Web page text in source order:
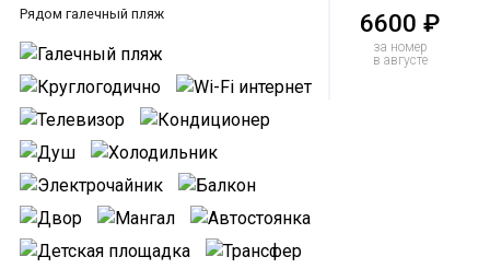
Рядом галечный пляж
6600 ₽
за номер
в августе